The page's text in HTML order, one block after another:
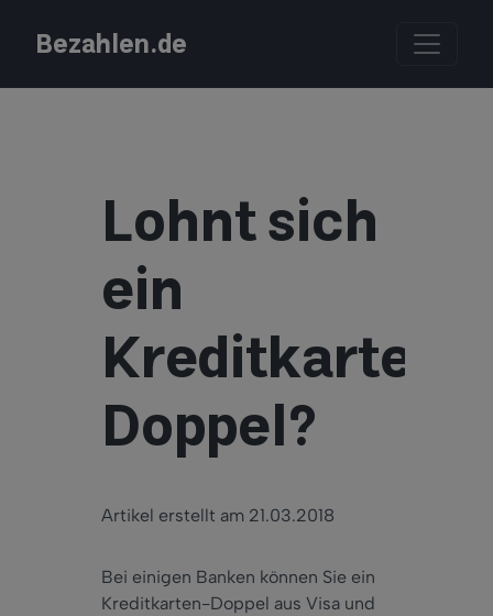
Bezahlen.de
Lohnt sich
ein
Doppel?
Artikel erstellt am 21.03.2018
Bei einigen Banken können Sie ein
Kreditkarten-Doppel aus Visa und